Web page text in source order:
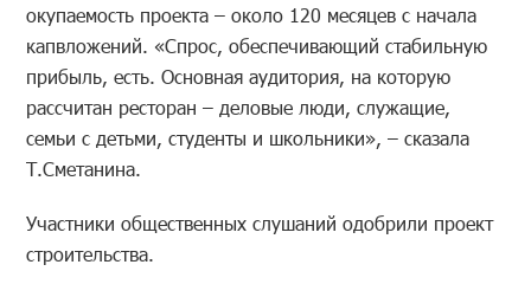
окупаемость проекта – около 120 месяцев с начала
капвложений. «Спрос, обеспечивающий стабильную
прибыль, есть. Основная аудитория, на которую
рассчитан ресторан – деловые люди, служащие,
семьи с детьми, студенты и школьники», – сказала
Т.Сметанина.
Участники общественных слушаний одобрили проект
строительства.